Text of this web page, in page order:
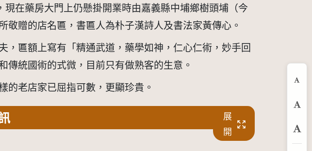
在藥房大門上仍懸掛開業時由嘉義縣中埔鄉樹頭埔（今
贈的店名匾，書匾人為朴子漢詩人及書法家黃傳心。
匾額上寫有「精通武道，藥學如神，仁心仁術，妙手回
傳統國術的式微，目前只有做熟客的生意。
的老店家已屈指可數，更顯珍貴。
展
開
放